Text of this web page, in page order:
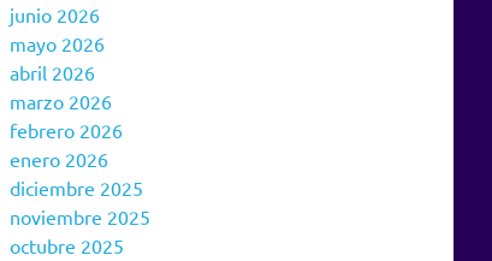
junio 2026
mayo 2026
abril 2026
marzo 2026
febrero 2026
enero 2026
diciembre 2025
noviembre 2025
octubre 2025